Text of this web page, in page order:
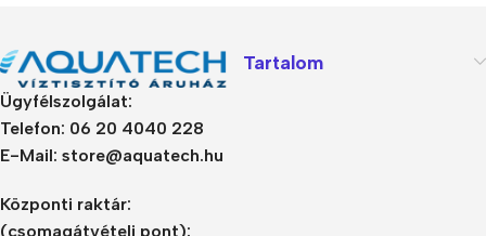
Ügyfélszolgálat:
Telefon: 06 20 4040 228
E-Mail: store@aquatech.hu
Központi raktár:
(csomagátvételi pont):
Tartalom